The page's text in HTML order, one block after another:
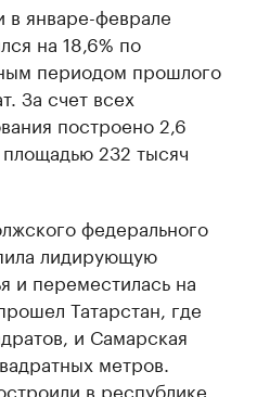
январе-феврале
на 18,6% по
периодом прошлого
За счет всех
построено 2,6
232 тысяч
федерального
лидирующую
и переместилась на
Татарстан, где
и Самарская
метров.
в республике